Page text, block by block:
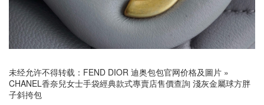
未经允许不得转载： FEND DIOR 迪奥包包官网价格及圖片 »
CHANEL香奈兒女士手袋經典款式專賣店售價查詢 淺灰金屬球方胖
子斜挎包